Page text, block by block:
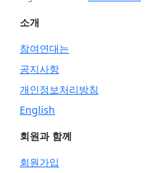
소개
참여연대는
공지사항
개인정보처리방침
English
회원과 함께
회원가입